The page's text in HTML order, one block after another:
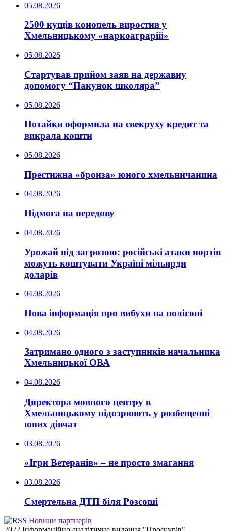
05.08.2026
2500 кущів конопель виростив у
Хмельницькому «наркоаграрій»
05.08.2026
Стартував прийом заяв на державну
допомогу “Пакунок школяра”
05.08.2026
Потайки оформила на свекруху кредит та
викрала кошти
05.08.2026
Престижна «бронза» юного хмельничанина
04.08.2026
Підмога на передову
04.08.2026
Урожай під загрозою: російські атаки портів
можуть коштувати Україні мільярди
доларів
04.08.2026
Нова інформація про вибухи на полігоні
04.08.2026
Затримано одного з заступників начальника
Хмельницької ОВА
04.08.2026
Директора мовного центру в
Хмельницькому підозрюють у розбещенні
юних дівчат
03.08.2026
«Ігри Ветеранів» – не просто змагання
03.08.2026
Смертельна ДТП біля Розсоші
Новини партнерів